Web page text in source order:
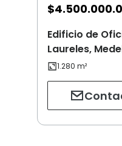
$
Edificio de
Laureles,